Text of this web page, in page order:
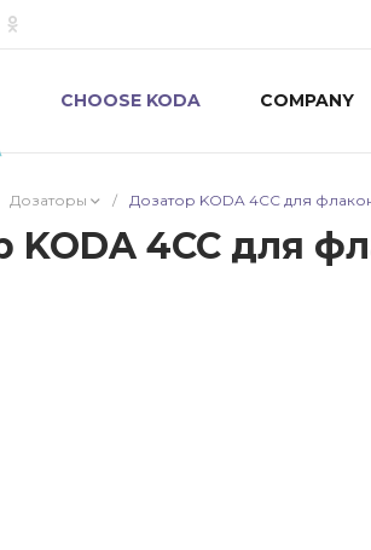
CHOOSE KODA COMPANY
Дозаторы / Дозатор KODA 4СС для
KODA 4СС для